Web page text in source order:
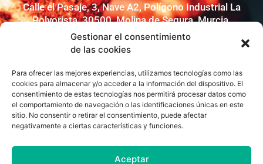
Gestionar el consentimiento
de las cookies
Para ofrecer las mejores experiencias, utilizamos tecnologías como las
cookies para almacenar y/o acceder a la información del dispositivo. El
consentimiento de estas tecnologías nos permitirá procesar datos como
el comportamiento de navegación o las identificaciones únicas en este
sitio. No consentir o retirar el consentimiento, puede afectar
negativamente a ciertas características y funciones.
Aceptar
Calle el Pasaje, 3, Nave A2, Polígono Industrial La
Polvorista, 30500, Molina de Segura, Murcia,
España
Síguenos en:
F
a
c
e
b
o
-
I
n
s
t
a
r
m
Política de Privacidad